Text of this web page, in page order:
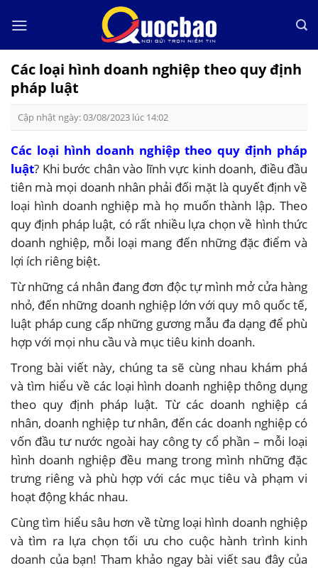
Các loại hình doanh nghiệp theo quy định
pháp luật
Cập nhật ngày: 03/08/2023 lúc 14:02
Các loại hình doanh nghiệp theo quy định pháp
luật? Khi bước chân vào lĩnh vực kinh doanh, điều đầu
tiên mà mọi doanh nhân phải đối mặt là quyết định về
loại hình doanh nghiệp mà họ muốn thành lập. Theo
quy định pháp luật, có rất nhiều lựa chọn về hình thức
doanh nghiệp, mỗi loại mang đến những đặc điểm và
lợi ích riêng biệt.
Từ những cá nhân đang đơn độc tự mình mở cửa hàng
nhỏ, đến những doanh nghiệp lớn với quy mô quốc tế,
luật pháp cung cấp những gương mẫu đa dạng để phù
hợp với mọi nhu cầu và mục tiêu kinh doanh.
Trong bài viết này, chúng ta sẽ cùng nhau khám phá
và tìm hiểu về các loại hình doanh nghiệp thông dụng
theo quy định pháp luật. Từ các doanh nghiệp cá
nhân, doanh nghiệp tư nhân, đến các doanh nghiệp có
vốn đầu tư nước ngoài hay công ty cổ phần – mỗi loại
hình doanh nghiệp đều mang trong mình những đặc
trưng riêng và phù hợp với các mục tiêu và phạm vi
hoạt động khác nhau.
Cùng tìm hiểu sâu hơn về từng loại hình doanh nghiệp
và tìm ra lựa chọn tối ưu cho cuộc hành trình kinh
doanh của bạn! Tham khảo ngay bài viết sau đây của